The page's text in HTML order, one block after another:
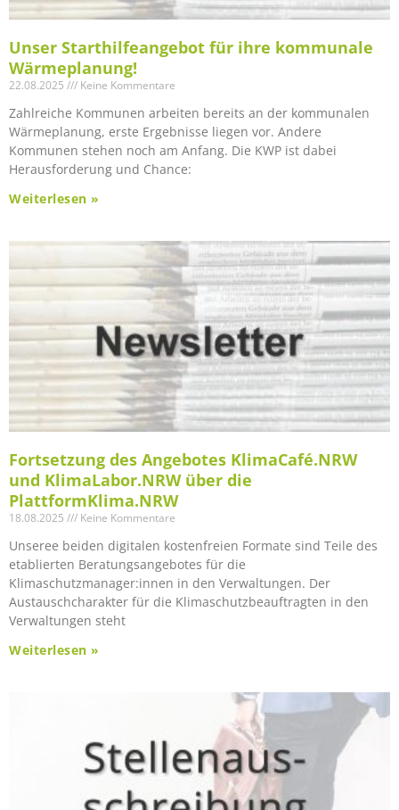
Unser Starthilfeangebot für ihre kommunale
Wärmeplanung!
22.08.2025 Keine Kommentare
Zahlreiche Kommunen arbeiten bereits an der kommunalen
Wärmeplanung, erste Ergebnisse liegen vor. Andere
Kommunen stehen noch am Anfang. Die KWP ist dabei
Herausforderung und Chance:
Weiterlesen »
Fortsetzung des Angebotes KlimaCafé.NRW
und KlimaLabor.NRW über die
PlattformKlima.NRW
18.08.2025 Keine Kommentare
Unseree beiden digitalen kostenfreien Formate sind Teile des
etablierten Beratungsangebotes für die
Klimaschutzmanager:innen in den Verwaltungen. Der
Austauschcharakter für die Klimaschutzbeauftragten in den
Verwaltungen steht
Weiterlesen »